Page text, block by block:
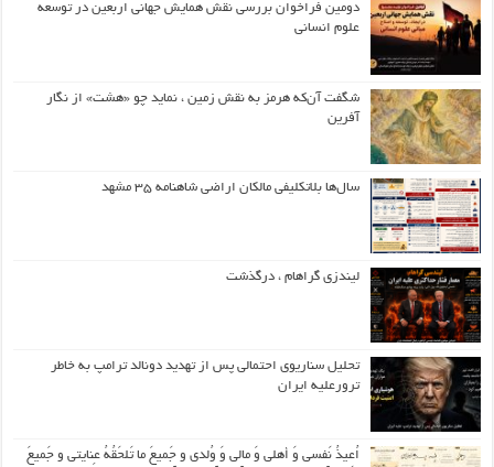
دومین فراخوان بررسی نقش همایش جهانی اربعین در توسعه
علوم انسانی
شگفت آن‌که هرمز به نقش زمین ، نماید چو «هشت» از نگار
آفرین
سال‌ها بلاتکلیفی مالکان اراضی شاهنامه ۳۵ مشهد
لیندزی گراهام ، درگذشت
تحلیل سناریوی احتمالی پس از تهدید دونالد ترامپ به خاطر
ترورعلیه ایران
اُعیذُ نَفسی وَ أهلی وَ مالی وَ وُلدی و جَمیعَ ما تَلحَقُهُ عِنایتی و جَمیعَ